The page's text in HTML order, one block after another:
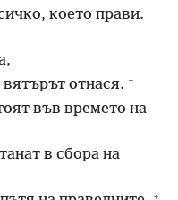
което прави.
отнася. +
във времето на
в сбора на
+